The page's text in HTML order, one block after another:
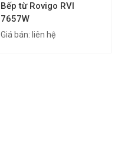
Bếp từ Rovigo RVI
7657W
Giá bán: liên hệ